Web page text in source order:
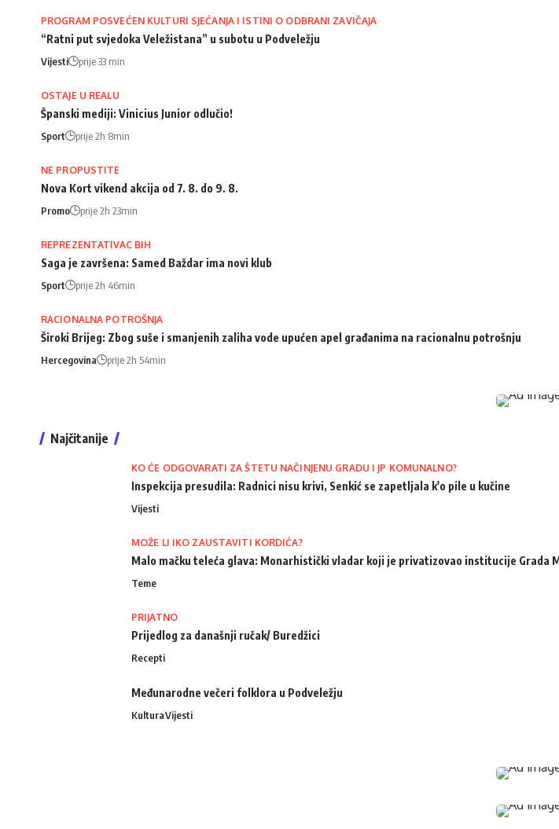
PROGRAM POSVEĆEN KULTURI SJEĆANJA I ISTINI O ODBRANI ZAVIČAJA
“Ratni put svjedoka Veležistana” u subotu u Podveležju
Vijesti prije 33 min
OSTAJE U REALU
Španski mediji: Vinicius Junior odlučio!
Sport prije 2h 8min
NE PROPUSTITE
Nova Kort vikend akcija od 7. 8. do 9. 8.
Promo prije 2h 23min
REPREZENTATIVAC BIH
Saga je završena: Samed Baždar ima novi klub
Sport prije 2h 46min
RACIONALNA POTROŠNJA
Široki Brijeg: Zbog suše i smanjenih zaliha vode upućen apel građanima na racionalnu potrošnju
Hercegovina prije 2h 54min
Najčitanije
KO ĆE ODGOVARATI ZA ŠTETU NAČINJENU GRADU I JP KOMUNALNO?
Inspekcija presudila: Radnici nisu krivi, Senkić se zapetljala k'o pile u kučine
Vijesti
MOŽE LI IKO ZAUSTAVITI KORDIĆA?
Malo mačku teleća glava: Monarhistički vladar koji je privatizovao institucije Grada
Teme
PRIJATNO
Prijedlog za današnji ručak/ Buredžici
Recepti
Međunarodne večeri folklora u Podveležju
KulturaVijesti